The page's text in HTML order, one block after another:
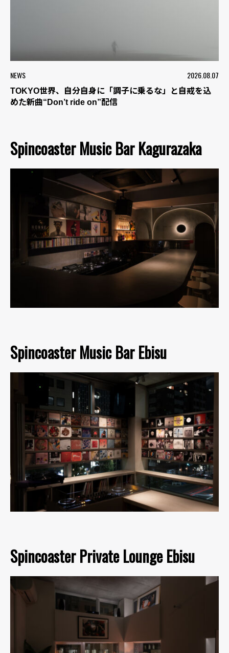
NEWS 2026.08.07
TOKYO世界、自分自身に「調子に乗るな」と自戒を込
めた新曲“Don’t ride on”配信
Spincoaster Music Bar Kagurazaka
Spincoaster Music Bar Ebisu
Spincoaster Private Lounge Ebisu